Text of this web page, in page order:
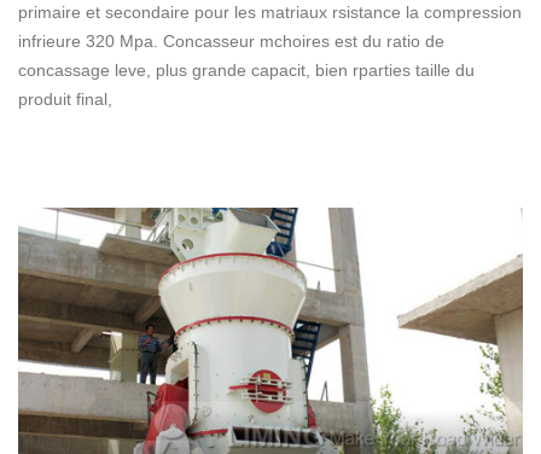
primaire et secondaire pour les matriaux rsistance la compression
infrieure 320 Mpa. Concasseur mchoires est du ratio de
concassage leve, plus grande capacit, bien rparties taille du
produit final,